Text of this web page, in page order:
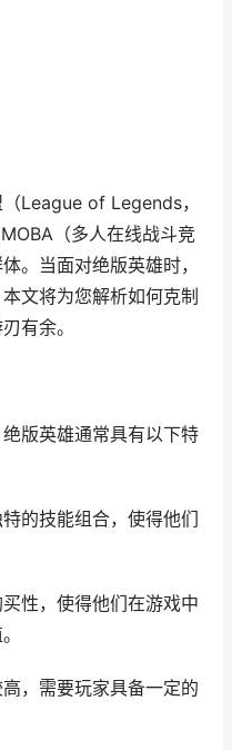
League of Legends，
（多人在线战斗竞
。当面对绝版英雄时，
文将为您解析如何克制
有余。
版英雄通常具有以下特
的技能组合，使得他们
性，使得他们在游戏中
，需要玩家具备一定的